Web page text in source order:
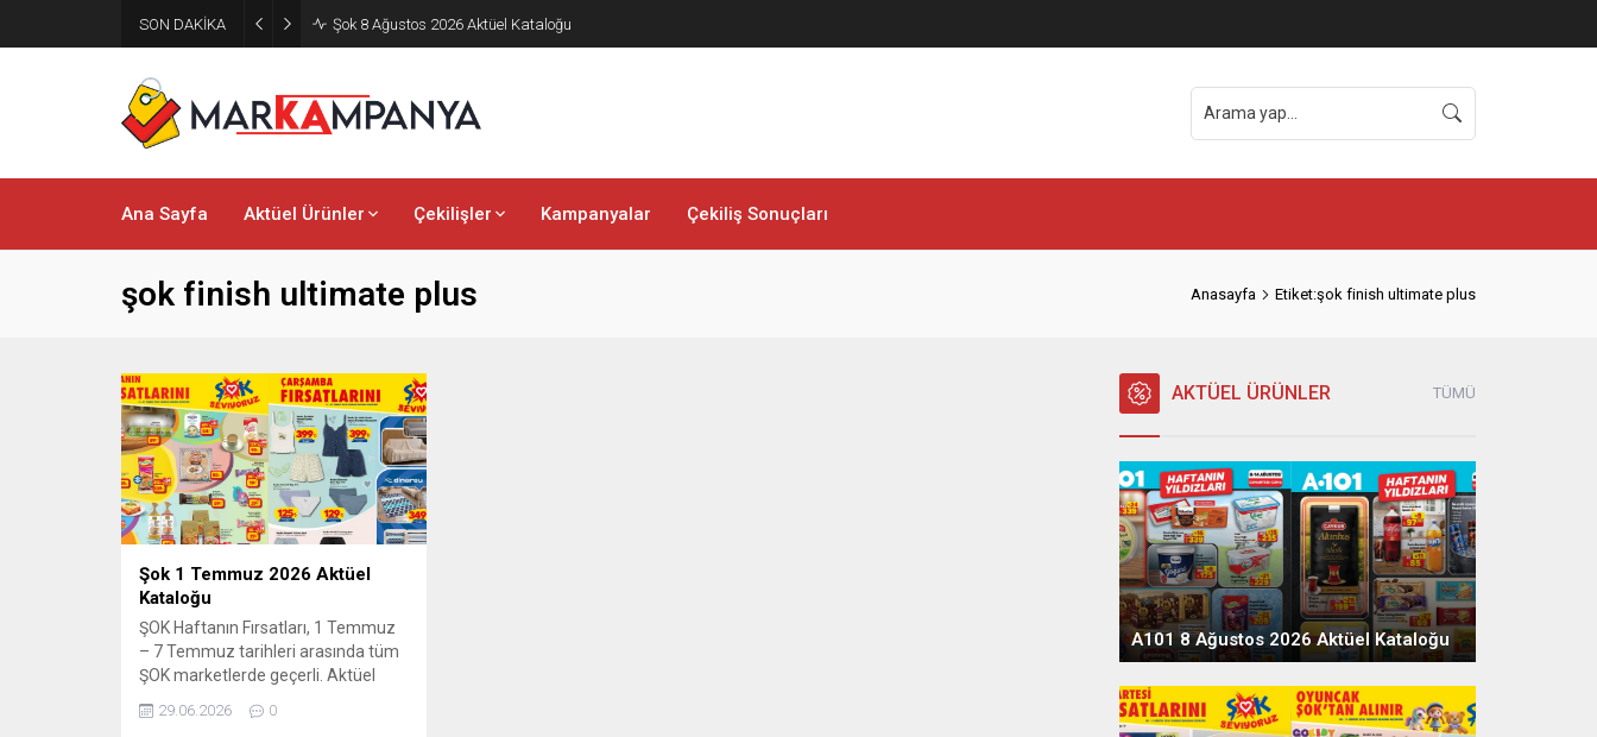
SON DAKİKA Şok 8 Ağustos 2026 Aktüel Kataloğu
Ana Sayfa Aktüel Ürünler Çekilişler Kampanyalar Çekiliş Sonuçları
şok finish ultimate plus Anasayfa Etiket:şok finish ultimate plus
Şok 1 Temmuz 2026 Aktüel
Kataloğu
ŞOK Haftanın Fırsatları, 1 Temmuz
– 7 Temmuz tarihleri arasında tüm
ŞOK marketlerde geçerli. Aktüel
ürünler broşürü 6 sayfadan
oluşmaktadır. ŞOK 1 – 7 Temmuz
29.06.2026 0
AKTÜEL ÜRÜNLER TÜMÜ
A101 8 Ağustos 2026 Aktüel Kataloğu